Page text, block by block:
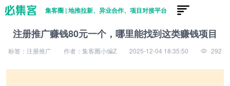
集客圈 | 地推拉新、异业合作、项目对接平台
注册推广赚钱80元一个，哪里能找到这类赚钱项目
标签：注册推广 作者：集客圈小编Z 2025-12-04 18:35:50 292